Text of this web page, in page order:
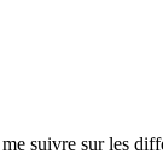
suivre sur les